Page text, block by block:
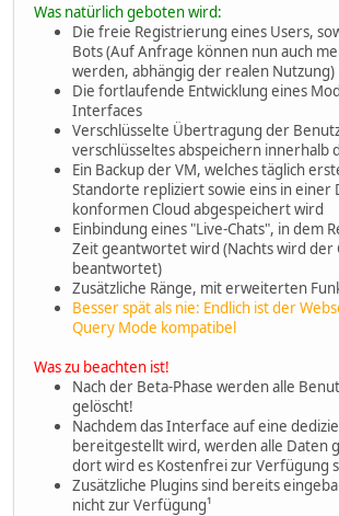
Was natürlich geboten wird:
Die freie Registrierung eines Users,
Bots (Auf Anfrage können nun auch
werden, abhängig der realen Nutzung)
Die fortlaufende Entwicklung eines
Interfaces
Verschlüsselte Übertragung der
verschlüsseltes abspeichern innerhalb
Ein Backup der VM, welches täglich
Standorte repliziert sowie eins in einer
konformen Cloud abgespeichert wird
Einbindung eines "Live-Chats", in dem
Zeit geantwortet wird (Nachts wird der
beantwortet)
Zusätzliche Ränge, mit erweiterten
Besser spät als nie: Endlich ist der
Query Mode kompatibel
Was zu beachten ist!
Nach der Beta-Phase werden alle
gelöscht!
Nachdem das Interface auf eine
bereitgestellt wird, werden alle Daten
dort wird es Kostenfrei zur Verfügung
Zusätzliche Plugins sind bereits
nicht zur Verfügung¹